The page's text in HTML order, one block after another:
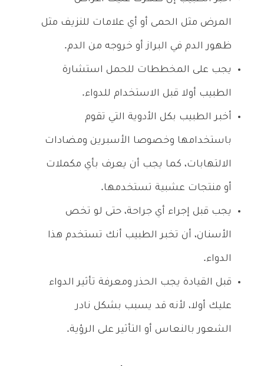
المرض مثل الحمى أو أي علامات للنزيف مثل
ظهور الدم في البراز أو خروجه من الدم.
يجب على المخططات للحمل استشارة
الطبيب أولا قبل الاستخدام للدواء.
أخبر الطبيب بكل الأدوية التي تقوم
باستخدامها وخصوصا الأسبرين ومضادات
الالتهابات، كما يجب أن يعرف بأي مكملات
أو منتجات عشبية تستخدمها.
يجب قبل إجراء أي جراحة، حتى لو تخص
الأسنان، أن تخبر الطبيب أنك تستخدم هذا
الدواء.
قبل القيادة يجب الحذر ومعرفة تأثير الدواء
عليك أولا، لأنه قد يسبب بشكل نادر
الشعور بالنعاس أو التأثير على الرؤية.